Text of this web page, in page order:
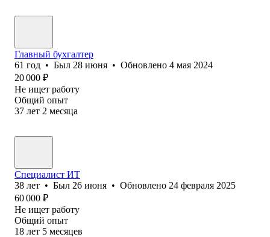
Главный бухгалтер
61 год • Был 28 июня • Обновлено 4 мая 2024
20 000 ₽
Не ищет работу
Общий опыт
37 лет 2 месяца
Специалист ИТ
38 лет • Был 26 июня • Обновлено 24 февраля 2025
60 000 ₽
Не ищет работу
Общий опыт
18 лет 5 месяцев